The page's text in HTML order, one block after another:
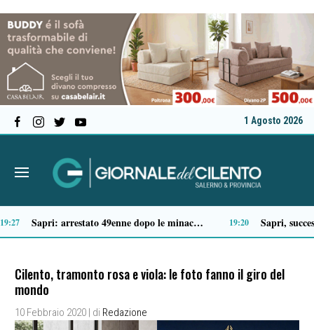
1 Agosto 2026
Tragico incidente sulla Cilentana: muore motociclista di 37 anni 13:20
Cilento, tramonto rosa e viola: le foto fanno il giro del
mondo
10 Febbraio 2020 | di Redazione